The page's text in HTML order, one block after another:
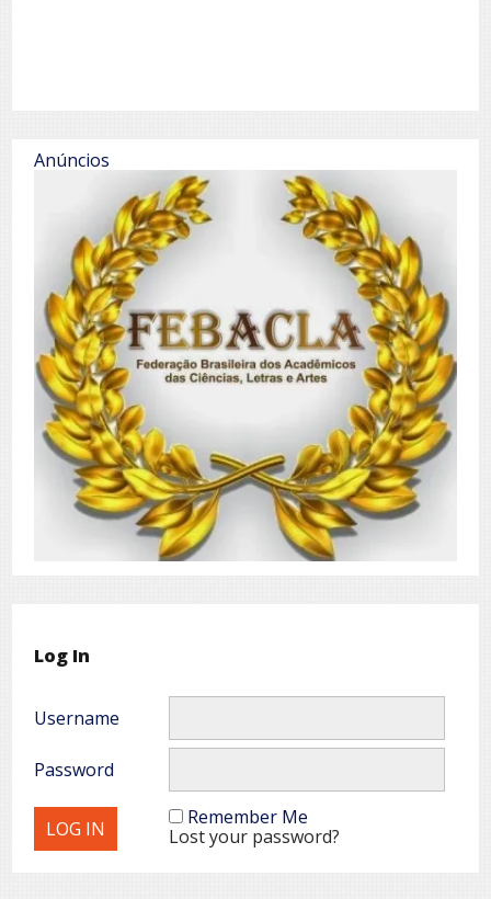
Anúncios
Log In
Username
Password
Remember Me
Lost your password?